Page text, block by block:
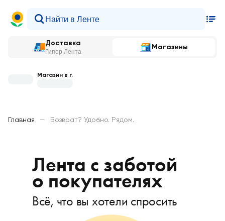
Доставка
Гипер Лента
Магазины
Магазин в г.
Главная — Возврат? Удобно. Рядом.
Лента с заботой
о покупателях
Всё, что вы хотели спросить